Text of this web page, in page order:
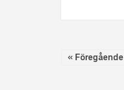
« Föregående